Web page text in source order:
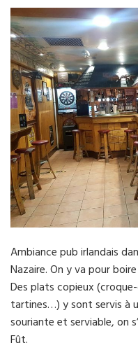
Ambiance pub irlandais
Nazaire. On y va pour
Des plats copieux
tartines…) y sont servis à
souriante et serviable, on
Fût.